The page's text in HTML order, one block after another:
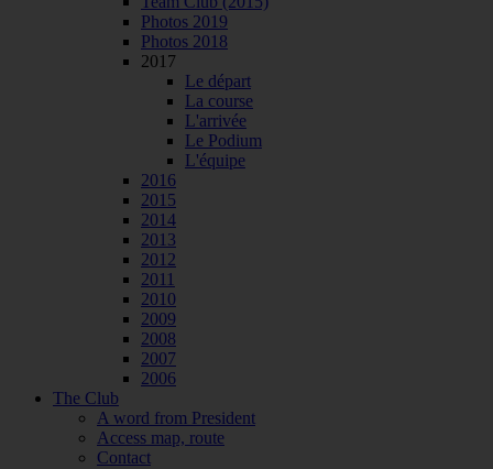
Photos 2019
Photos 2018
2017
Le départ
La course
L'arrivée
Le Podium
L'équipe
2016
2015
2014
2013
2012
2011
2010
2009
2008
2007
2006
The Club
A word from President
Access map, route
Contact